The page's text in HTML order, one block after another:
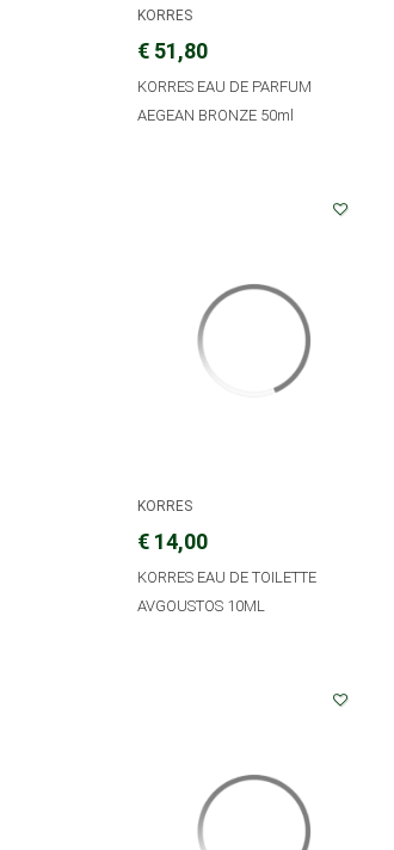
KORRES
€ 51,80
KORRES EAU DE PARFUM
AEGEAN BRONZE 50ml
KORRES
€ 14,00
KORRES EAU DE TOILETTE
AVGOUSTOS 10ML